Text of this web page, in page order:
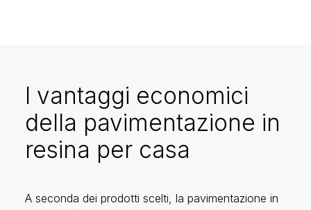
I vantaggi economici
della pavimentazione in
resina per casa
A seconda dei prodotti scelti, la pavimentazione in